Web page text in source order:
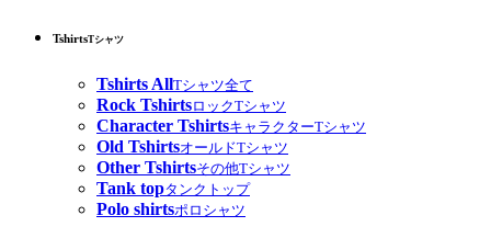
TshirtsTシャツ
Tshirts AllTシャツ全て
Rock TshirtsロックTシャツ
Character TshirtsキャラクターTシャツ
Old TshirtsオールドTシャツ
Other Tshirtsその他Tシャツ
Tank topタンクトップ
Polo shirtsポロシャツ